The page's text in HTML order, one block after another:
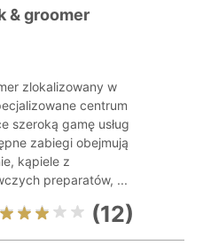
& groomer
zlokalizowany w
centrum
szeroką gamę usług
zabiegi obejmują
kąpiele z
preparatów, ...
(12)